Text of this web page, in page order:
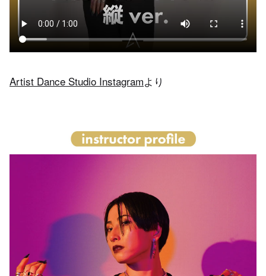
Artist Dance Studio Instagramより